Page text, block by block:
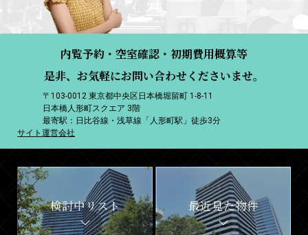
内覧予約・空室確認・初期費用概算等
是非、お気軽にお問い合わせくださいませ。
〒103-0012 東京都中央区日本橋堀留町 1-8-11
日本橋人形町スクエア 3階
最寄駅：日比谷線・浅草線「人形町駅」徒歩3分
サイト運営会社
検討中リスト 最近見た物件